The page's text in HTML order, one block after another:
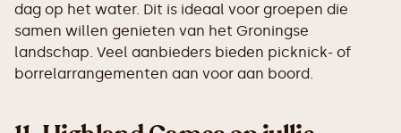
dag op het water. Dit is ideaal voor groepen die
samen willen genieten van het Groningse
landschap. Veel aanbieders bieden picknick- of
borrelarrangementen aan voor aan boord.